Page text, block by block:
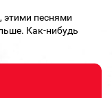
этими песнями
Как-нибудь